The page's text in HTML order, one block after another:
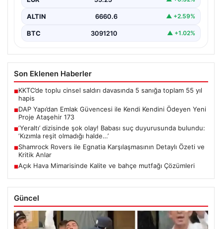
ALTIN 6660.6 ▲ +2.59%
BTC 3091210 ▲ +1.02%
Son Eklenen Haberler
■KKTC’de toplu cinsel saldırı davasında 5 sanığa toplam 55 yıl
hapis
■DAP Yapı’dan Emlak Güvencesi ile Kendi Kendini Ödeyen Yeni
Proje Ataşehir 173
■‘Yeraltı’ dizisinde şok olay! Babası suç duyurusunda bulundu:
‘Kızımla reşit olmadığı halde…’
■Shamrock Rovers ile Egnatia Karşılaşmasının Detaylı Özeti ve
Kritik Anlar
■Açık Hava Mimarisinde Kalite ve bahçe mutfağı Çözümleri
Güncel